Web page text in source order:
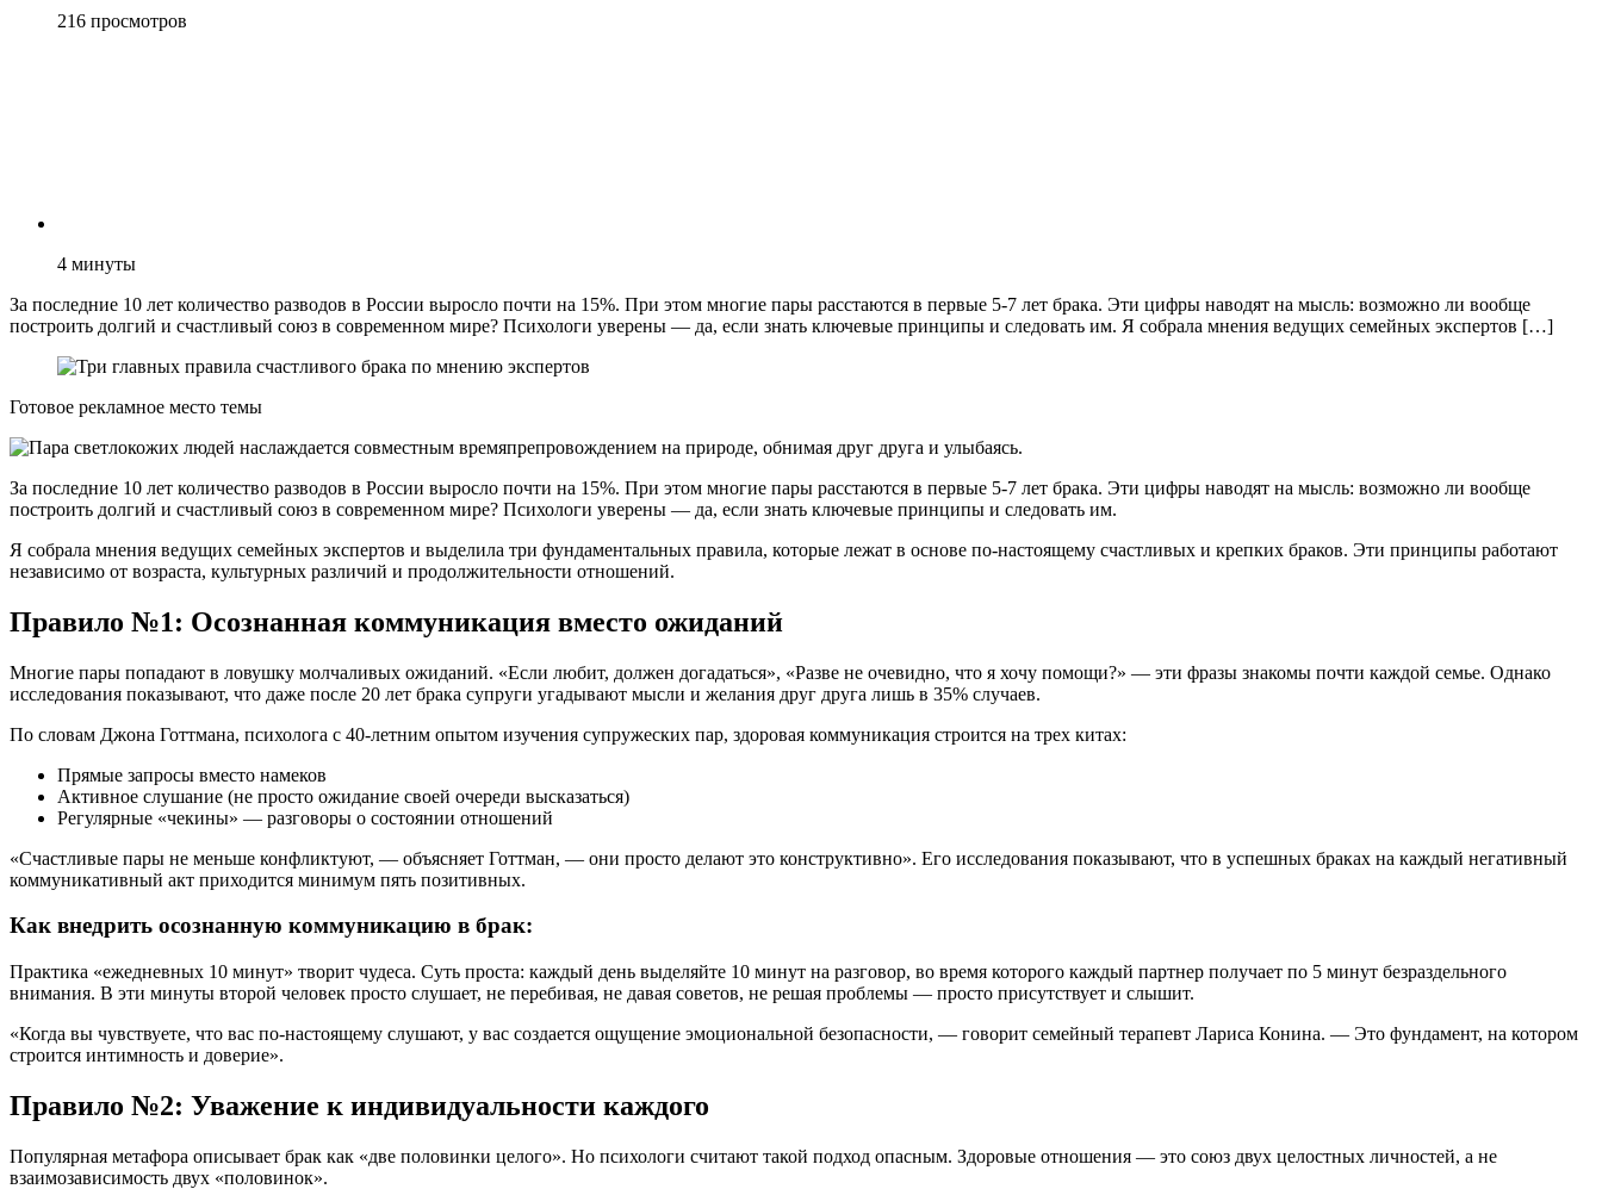
216 просмотров
4 минуты
За последние 10 лет количество разводов в России выросло почти на 15%. При этом многие пары расстаются в первые 5-7 лет брака. Эти цифры наводят на мысль: возможно ли вообще
построить долгий и счастливый союз в современном мире? Психологи уверены — да, если знать ключевые принципы и следовать им. Я собрала мнения ведущих семейных экспертов […]
Готовое рекламное место темы
За последние 10 лет количество разводов в России выросло почти на 15%. При этом многие пары расстаются в первые 5-7 лет брака. Эти цифры наводят на мысль: возможно ли вообще
построить долгий и счастливый союз в современном мире? Психологи уверены — да, если знать ключевые принципы и следовать им.
Я собрала мнения ведущих семейных экспертов и выделила три фундаментальных правила, которые лежат в основе по-настоящему счастливых и крепких браков. Эти принципы работают
независимо от возраста, культурных различий и продолжительности отношений.
Правило №1: Осознанная коммуникация вместо ожиданий
Многие пары попадают в ловушку молчаливых ожиданий. «Если любит, должен догадаться», «Разве не очевидно, что я хочу помощи?» — эти фразы знакомы почти каждой семье. Однако
исследования показывают, что даже после 20 лет брака супруги угадывают мысли и желания друг друга лишь в 35% случаев.
По словам Джона Готтмана, психолога с 40-летним опытом изучения супружеских пар, здоровая коммуникация строится на трех китах:
Прямые запросы вместо намеков
Активное слушание (не просто ожидание своей очереди высказаться)
Регулярные «чекины» — разговоры о состоянии отношений
«Счастливые пары не меньше конфликтуют, — объясняет Готтман, — они просто делают это конструктивно». Его исследования показывают, что в успешных браках на каждый негативный
коммуникативный акт приходится минимум пять позитивных.
Как внедрить осознанную коммуникацию в брак:
Практика «ежедневных 10 минут» творит чудеса. Суть проста: каждый день выделяйте 10 минут на разговор, во время которого каждый партнер получает по 5 минут безраздельного
внимания. В эти минуты второй человек просто слушает, не перебивая, не давая советов, не решая проблемы — просто присутствует и слышит.
«Когда вы чувствуете, что вас по-настоящему слушают, у вас создается ощущение эмоциональной безопасности, — говорит семейный терапевт Лариса Конина. — Это фундамент, на котором
строится интимность и доверие».
Правило №2: Уважение к индивидуальности каждого
Популярная метафора описывает брак как «две половинки целого». Но психологи считают такой подход опасным. Здоровые отношения — это союз двух целостных личностей, а не
взаимозависимость двух «половинок».